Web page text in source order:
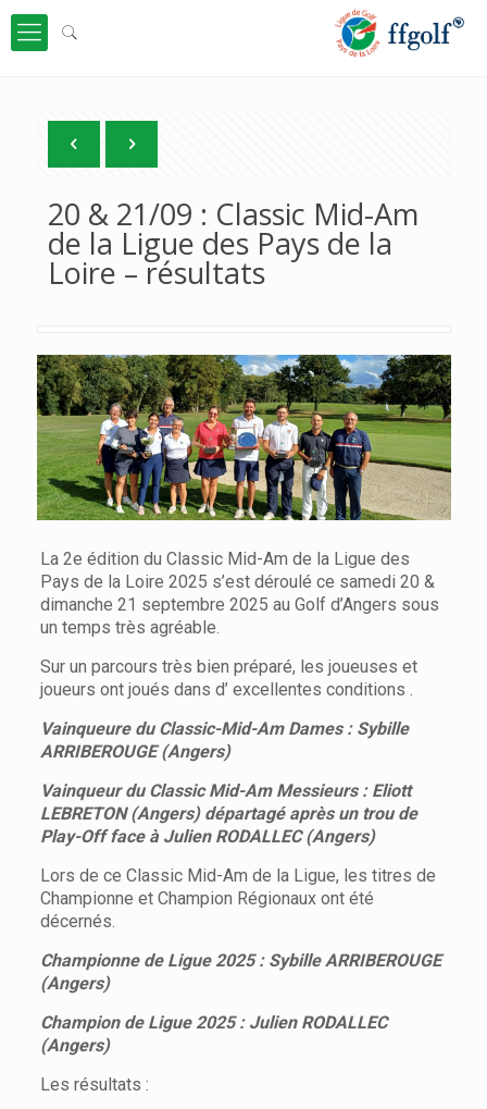
20 & 21/09 : Classic Mid-Am
de la Ligue des Pays de la
Loire – résultats
La 2e édition du Classic Mid-Am de la Ligue des
Pays de la Loire 2025 s’est déroulé ce samedi 20 &
dimanche 21 septembre 2025 au Golf d’Angers sous
un temps très agréable.
Sur un parcours très bien préparé, les joueuses et
joueurs ont joués dans d’ excellentes conditions .
Vainqueure du Classic-Mid-Am Dames : Sybille
ARRIBEROUGE (Angers)
Vainqueur du Classic Mid-Am Messieurs : Eliott
LEBRETON (Angers) départagé après un trou de
Play-Off face à Julien RODALLEC (Angers)
Lors de ce Classic Mid-Am de la Ligue, les titres de
Championne et Champion Régionaux ont été
décernés.
Championne de Ligue 2025 : Sybille ARRIBEROUGE
(Angers)
Champion de Ligue 2025 : Julien RODALLEC
(Angers)
Les résultats :